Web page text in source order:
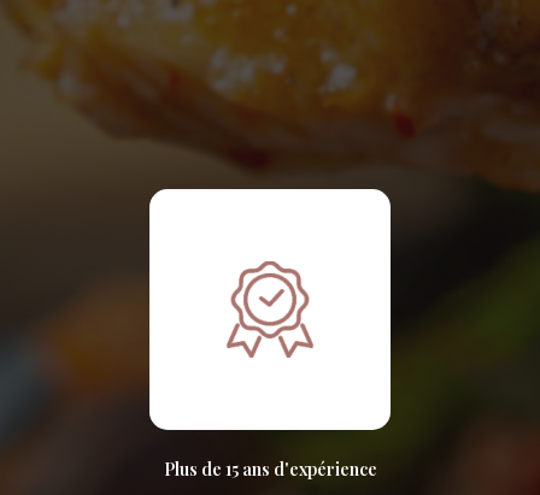
Plus de 15 ans d'expérience